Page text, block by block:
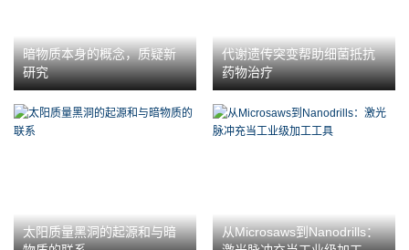
暗物质本身的概念，质疑新
研究
代谢遗传突变帮助细菌抵抗
药物治疗
太阳质量黑洞的起源和与暗
从Microsaws到Nanodrills：